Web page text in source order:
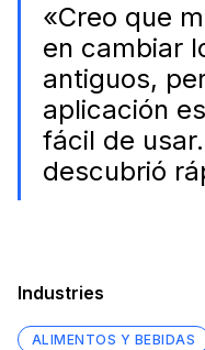
«Creo que
en cambiar
antiguos,
aplicación
fácil de
descubrió
Industries
ALIMENTOS Y BEBIDAS